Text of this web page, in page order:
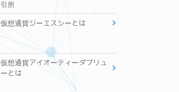
引所
仮想通貨ジーエスシーとは
仮想通貨アイオーティーダブリュ
ーとは